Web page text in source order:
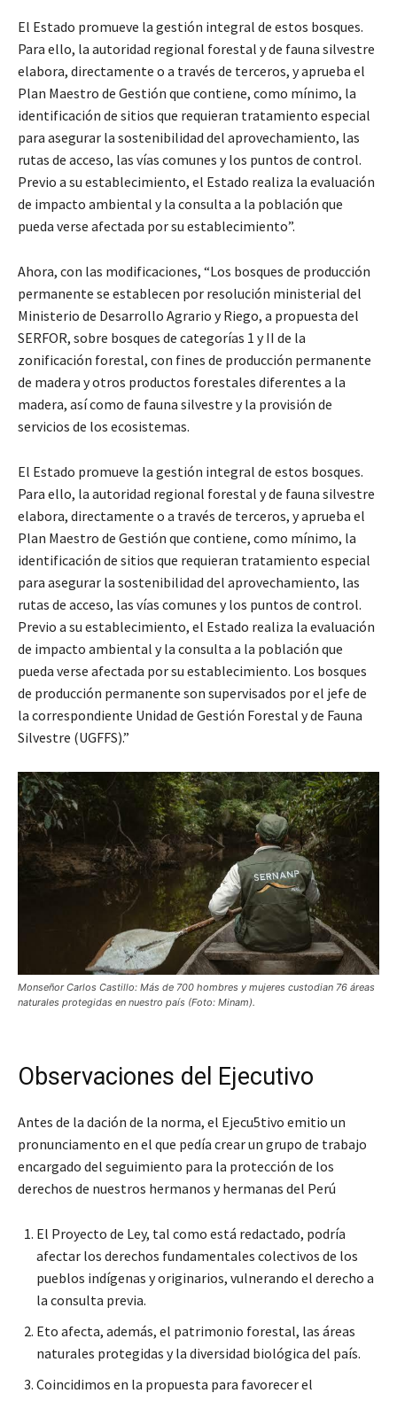
El Estado promueve la gestión integral de estos bosques.
Para ello, la autoridad regional forestal y de fauna silvestre
elabora, directamente o a través de terceros, y aprueba el
Plan Maestro de Gestión que contiene, como mínimo, la
identificación de sitios que requieran tratamiento especial
para asegurar la sostenibilidad del aprovechamiento, las
rutas de acceso, las vías comunes y los puntos de control.
Previo a su establecimiento, el Estado realiza la evaluación
de impacto ambiental y la consulta a la población que
pueda verse afectada por su establecimiento”.
Ahora, con las modificaciones, “Los bosques de producción
permanente se establecen por resolución ministerial del
Ministerio de Desarrollo Agrario y Riego, a propuesta del
SERFOR, sobre bosques de categorías 1 y II de la
zonificación forestal, con fines de producción permanente
de madera y otros productos forestales diferentes a la
madera, así como de fauna silvestre y la provisión de
servicios de los ecosistemas.
El Estado promueve la gestión integral de estos bosques.
Para ello, la autoridad regional forestal y de fauna silvestre
elabora, directamente o a través de terceros, y aprueba el
Plan Maestro de Gestión que contiene, como mínimo, la
identificación de sitios que requieran tratamiento especial
para asegurar la sostenibilidad del aprovechamiento, las
rutas de acceso, las vías comunes y los puntos de control.
Previo a su establecimiento, el Estado realiza la evaluación
de impacto ambiental y la consulta a la población que
pueda verse afectada por su establecimiento. Los bosques
de producción permanente son supervisados por el jefe de
la correspondiente Unidad de Gestión Forestal y de Fauna
Silvestre (UGFFS).”
Monseñor Carlos Castillo: Más de 700 hombres y mujeres custodian 76 áreas
naturales protegidas en nuestro país (Foto: Minam).
Observaciones del Ejecutivo
Antes de la dación de la norma, el Ejecu5tivo emitio un
pronunciamento en el que pedía crear un grupo de trabajo
encargado del seguimiento para la protección de los
derechos de nuestros hermanos y hermanas del Perú
El Proyecto de Ley, tal como está redactado, podría
afectar los derechos fundamentales colectivos de los
pueblos indígenas y originarios, vulnerando el derecho a
la consulta previa.
Eto afecta, además, el patrimonio forestal, las áreas
naturales protegidas y la diversidad biológica del país.
Coincidimos en la propuesta para favorecer el